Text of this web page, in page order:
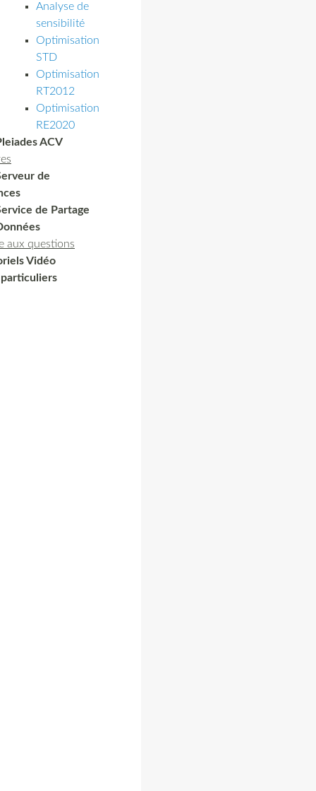
Analyse de
sensibilité
Optimisation
STD
Optimisation
RT2012
Optimisation
RE2020
ACV
de
de Partage
aux questions
Vidéo
particuliers